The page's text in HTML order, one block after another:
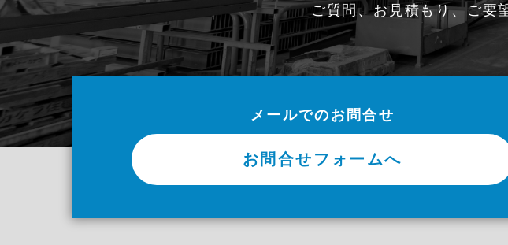
ご質問、お見積もり、ご要
メールでのお問合せ
お問合せフォームへ